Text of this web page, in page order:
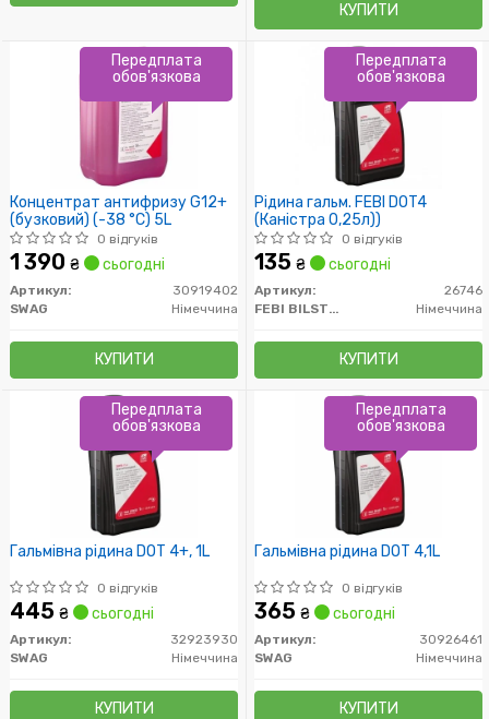
КУПИТИ
Концентрат антифризу G12+
(бузковий) (-38 °C) 5L
0 відгуків
1 390 ₴ сьогодні
Артикул:
30919402
SWAG
Німеччина
КУПИТИ
Передплата
обов'язкова
Рідина гальм. FEBI DOT4
(Каністра 0,25л))
0 відгуків
135 ₴ сьогодні
Артикул:
26746
FEBI BILSTEIN
Німеччина
КУПИТИ
Передплата
обов'язкова
Гальмівна рідина DOT 4+, 1L
0 відгуків
445 ₴ сьогодні
Артикул:
32923930
SWAG
Німеччина
КУПИТИ
Передплата
обов'язкова
Гальмівна рідина DOT 4,1L
0 відгуків
365 ₴ сьогодні
Артикул:
30926461
SWAG
Німеччина
КУПИТИ
Передплата
обов'язкова